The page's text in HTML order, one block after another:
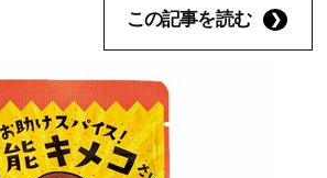
この記事を読む